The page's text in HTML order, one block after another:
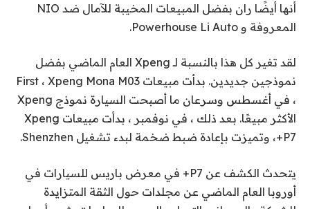
أنها أيضًا ران بفضل المبيعات المخيبة للآمال ضد NIO
المعروفة و Powerhouse Li Auto.
لقد تغير كل هذا بالنسبة لـ Xpeng العام الماضي بفضل
نموذجين جديدين. بدأت مبيعات First ، Xpeng Mona M03
، في أغسطس وسرعان ما أصبحت السيارة نموذج Xpeng
الأكثر مبيعًا. بعد ذلك ، في نوفمبر ، بدأت مبيعات Xpeng
P7+، وتميزت بإعادة ضبط ضخمة لبدء تشغيل Shenzhen.
يتحدث الكشف عن P7+ في معرض باريس للسيارات في
أوروبا العام الماضي عن مجلدات حول الثقة المتزايدة